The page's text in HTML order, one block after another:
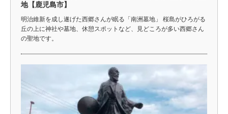
地【鹿児島市】
明治維新を成し遂げた西郷さんが眠る「南洲墓地」 桜島がひろがる
丘の上に神社や墓地、休憩スポットなど、見どころが多い西郷さん
の聖地です。